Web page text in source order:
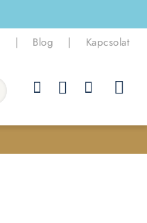
| Blog | Kapcsolat